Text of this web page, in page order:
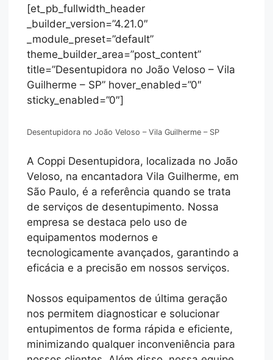
[et_pb_fullwidth_header
_builder_version=”4.21.0″
_module_preset=”default”
theme_builder_area=”post_content”
title=”Desentupidora no João Veloso – Vila
Guilherme – SP” hover_enabled=”0″
sticky_enabled=”0″]
Desentupidora no João Veloso – Vila Guilherme – SP
A Coppi Desentupidora, localizada no João
Veloso, na encantadora Vila Guilherme, em
São Paulo, é a referência quando se trata
de serviços de desentupimento. Nossa
empresa se destaca pelo uso de
equipamentos modernos e
tecnologicamente avançados, garantindo a
eficácia e a precisão em nossos serviços.
Nossos equipamentos de última geração
nos permitem diagnosticar e solucionar
entupimentos de forma rápida e eficiente,
minimizando qualquer inconveniência para